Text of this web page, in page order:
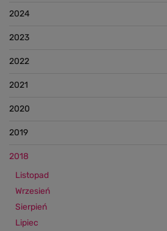
2024
2023
2022
2021
2020
2019
2018
Listopad
Wrzesień
Sierpień
Lipiec